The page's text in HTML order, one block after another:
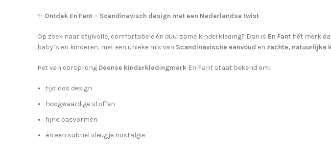
✨ Ontdek En Fant – Scandinavisch design met een Nederlandse twist
Op zoek naar stijlvolle, comfortabele én duurzame kinderkleding? Dan is En Fant hét merk
baby’s en kinderen, met een unieke mix van Scandinavische eenvoud en zachte, natuurlijke
Het van oorsprong Deense kinderkledingmerk En Fant staat bekend om:
tijdloos design
hoogwaardige stoffen
fijne pasvormen
én een subtiel vleugje nostalgie